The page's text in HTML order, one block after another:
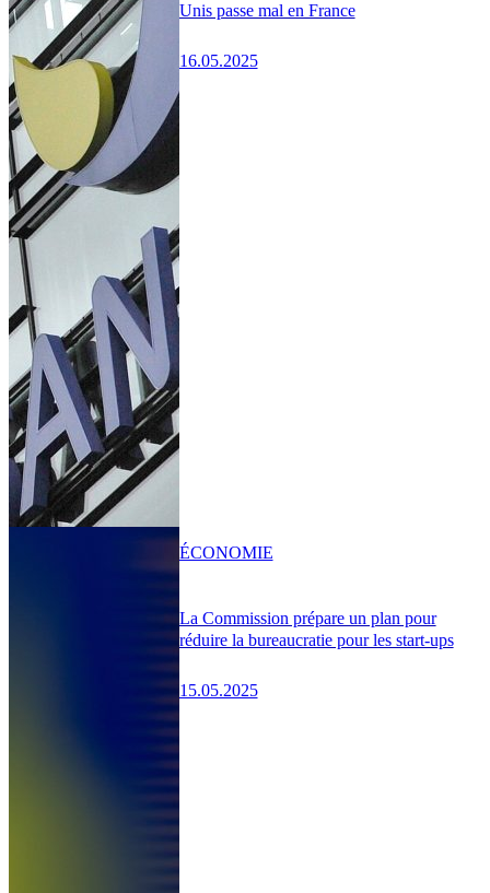
Unis passe mal en France
16.05.2025
La Commission prépare un plan pour
réduire la bureaucratie pour les start-ups
15.05.2025
ÉCONOMIE